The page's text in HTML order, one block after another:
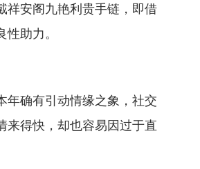
祥安阁九艳利贵手链，即借
助力。
年确有引动情缘之象，社交
来得快，却也容易因过于直